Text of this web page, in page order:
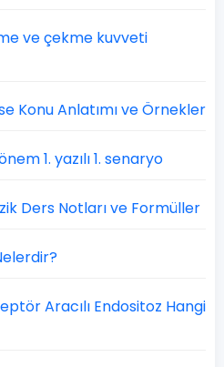
ve çekme kuvveti
Konu Anlatımı ve Örnekler
1. yazılı 1. senaryo
Ders Notları ve Formüller
Aracılı Endositoz Hangi